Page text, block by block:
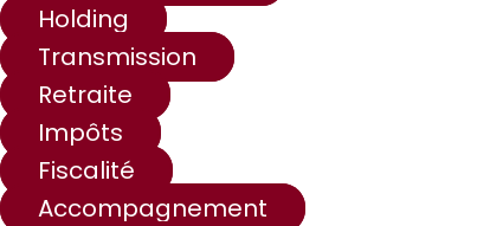
Holding
Transmission
Retraite
Impôts
Fiscalité
Accompagnement